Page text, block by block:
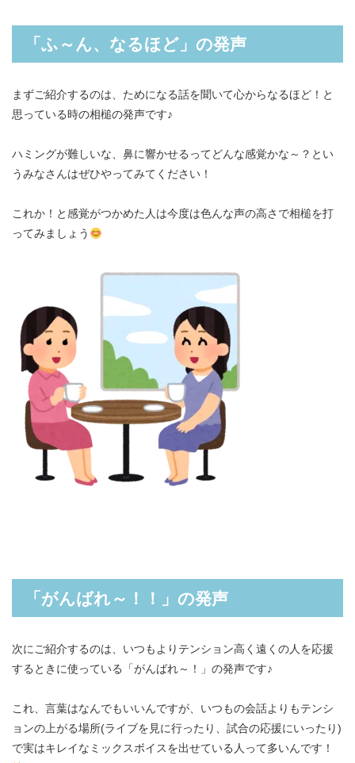
「ふ～ん、なるほど」の発声
まずご紹介するのは、ためになる話を聞いて心からなるほど！と
思っている時の相槌の発声です♪
ハミングが難しいな、鼻に響かせるってどんな感覚かな～？とい
うみなさんはぜひやってみてください！
これか！と感覚がつかめた人は今度は色んな声の高さで相槌を打
ってみましょう
「がんばれ～！！」の発声
次にご紹介するのは、いつもよりテンション高く遠くの人を応援
するときに使っている「がんばれ～！」の発声です♪
これ、言葉はなんでもいいんですが、いつもの会話よりもテンシ
ョンの上がる場所(ライブを見に行ったり、試合の応援にいったり)
で実はキレイなミックスボイスを出せている人って多いんです！